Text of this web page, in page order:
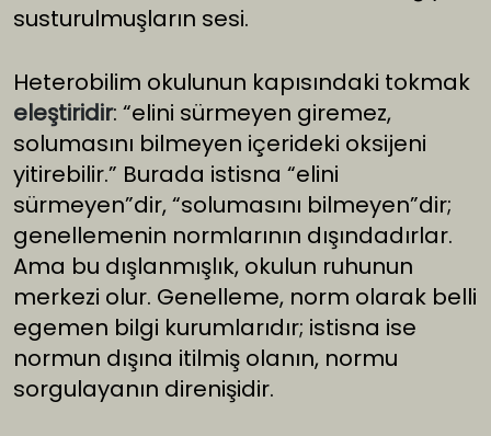
susturulmuşların sesi.
Heterobilim okulunun kapısındaki tokmak
eleştiridir: “elini sürmeyen giremez,
solumasını bilmeyen içerideki oksijeni
yitirebilir.” Burada istisna “elini
sürmeyen”dir, “solumasını bilmeyen”dir;
genellemenin normlarının dışındadırlar.
Ama bu dışlanmışlık, okulun ruhunun
merkezi olur. Genelleme, norm olarak belli
egemen bilgi kurumlarıdır; istisna ise
normun dışına itilmiş olanın, normu
sorgulayanın direnişidir.